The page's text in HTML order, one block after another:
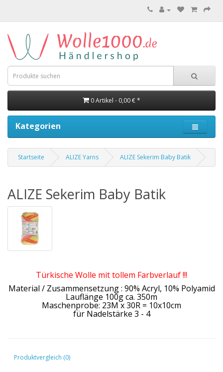
0 Artikel - 0,00 € *
Kategorien
Startseite ALIZE Yarns ALIZE Sekerim Baby Batik
ALIZE Sekerim Baby Batik
Türkische Wolle mit tollem Farbverlauf !!!
Material / Zusammensetzung : 90% Acryl, 10% Polyamid
Lauflänge 100g ca. 350m
Maschenprobe: 23M x 30R = 10x10cm
für Nadelstärke 3 - 4
Produktvergleich (0)